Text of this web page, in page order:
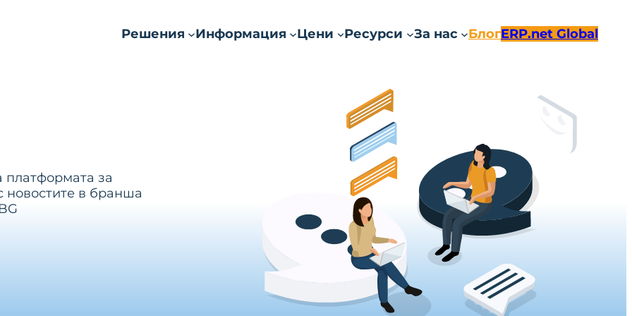
Решения Информация Цени Ресурси За нас БлогERP.net Global
платформата за
новостите в бранша